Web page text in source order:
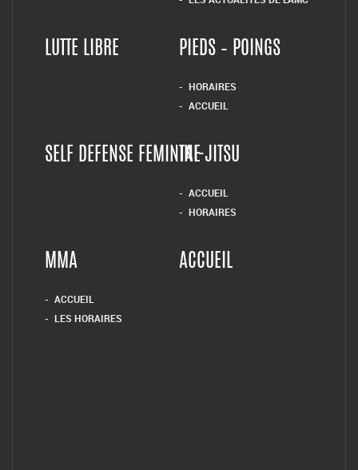
LUTTE LIBRE PIEDS – POINGS
HORAIRES
ACCUEIL
SELF DEFENSE FEMININETAI-JITSU
ACCUEIL
HORAIRES
MMA
ACCUEIL
LES HORAIRES
ACCUEIL